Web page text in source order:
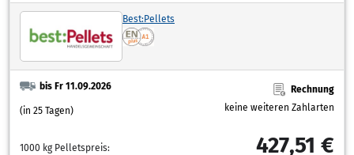
Best:Pellets
bis Fr 11.09.2026
(in 25 Tagen)
Rechnung
keine weiteren Zahlarten
1000 kg Pelletspreis: 427,51 €